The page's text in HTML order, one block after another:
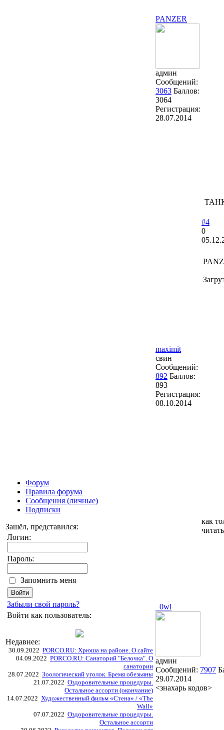
Форум
Правила форума
Сообщения (личные)
Подписки
Зашёл, представился:
Логин:
Пароль:
Запомнить меня
Забыли свой пароль?
Войти как пользователь:
Недавнее:
30.09.2022 PORCO.RU: Хрюша на районе. О сайте
04.09.2022 PORCO.RU: Санаторий "Белочка". О
санатории
28.07.2022 Зоологический уголок. Бремя обезьяны
21.07.2022 Оздоровительные процедуры.
Остальное ассорти (окончание)
14.07.2022 Художественный фильм «Стена» / «The
Wall»
07.07.2022 Оздоровительные процедуры.
Остальное ассорти
PANZER
админ
Сообщений:
3063 Баллов:
3064
Регистрация:
28.07.2014
maximit
свин
Сообщений:
892 Баллов:
893
Регистрация:
08.10.2014
#4
0
как
_0wl
админ
Сообщений: 7907
29.07.2014
<знахарь кодов>